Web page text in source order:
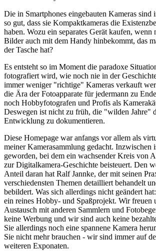
Die in Smartphones eingebauten Kameras sind
so gut, dass sie Kompaktkameras die
haben. Wozu ein separates Gerät kaufen, wenn
Bilder auch mit dem Handy hinbekommt, das
der Tasche hat?
Es entsteht so im Moment die paradoxe
fotografiert wird, wie noch nie in der
immer weniger "richtige" Kameras verkauft
die Ära der Fotoapparate für jedermann zu
noch Hobbyfotografen und Profis als
Deswegen ist nicht zu früh, die "wilden Jahre"
Entwicklung zu dokumentieren.
Diese Homepage war anfangs vor allem als
meiner Kamerasammlung gedacht. Inzwischen
geworden, bei dem ein wachsender Kreis von
zur Digitalkamera-Geschichte beisteuert. Den
Anteil daran hat Ralf Jannke, der mit seinen
verschiedensten Themen detailliert behandelt
bebildert. Was sich allerdings nicht geändert
ein reines Hobby- und Spaßprojekt. Wir freuen
Austausch mit anderen Sammlern und
keine Werbung und wir sind auch keine
Sie allerdings noch eine spannene Kamera
Sie nicht mehr brauchen - wir sind immer auf
weiteren Exponaten.